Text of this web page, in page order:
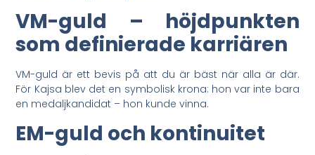
VM-guld – höjdpunkten
som definierade karriären
VM-guld är ett bevis på att du är bäst när alla är där.
För Kajsa blev det en symbolisk krona: hon var inte bara
en medaljkandidat – hon kunde vinna.
EM-guld och kontinuitet